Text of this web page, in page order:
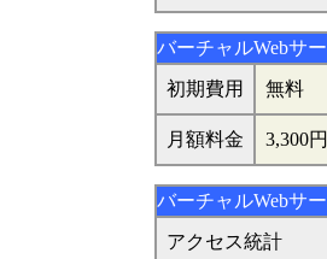
バーチャルWebサ
初期費用
無料
月額料金 3,300
バーチャルWebサ
アクセス統計